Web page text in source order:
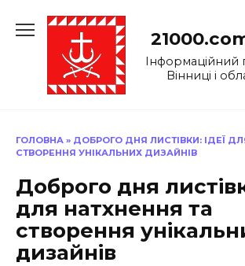
до
Інформаційний
Вінниці і
ГОЛОВНА » ДОБРОГО ДНЯ ЛИСТІВКИ: ІДЕЇ
СТВОРЕННЯ УНІКАЛЬНИХ ДИЗАЙНІВ
Доброго дня
для натхнення та
створення
дизайнів